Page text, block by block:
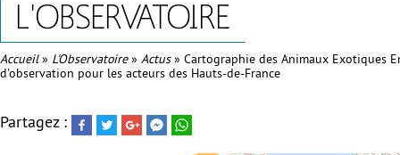
L'OBSERVATOIRE
Fil
d'Ariane
Accueil L'Observatoire Actus
Cartographie des Animaux Exotiques
d'observation pour les acteurs des Hauts-de-France
Partagez :